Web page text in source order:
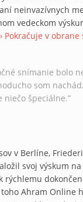
neinvazívnych
vedeckom
Pokračuje v
snímanie bolo
som
niečo špeciálne.”
v Berlíne,
svoj výskum
rýchlemu
Ahram Online